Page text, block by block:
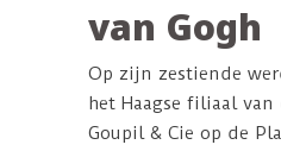
van Gogh
Op zijn zestiende
het Haagse filiaal
Goupil & Cie op de